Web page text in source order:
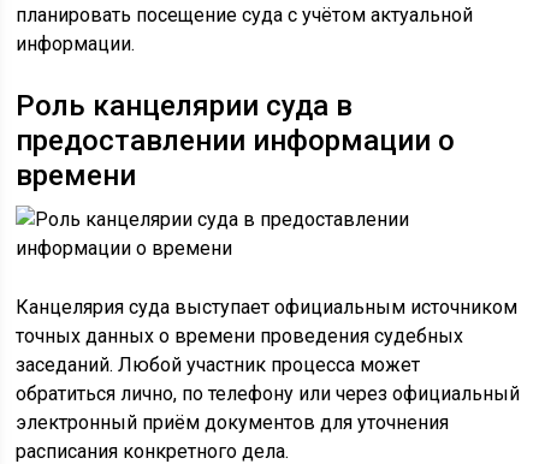
планировать посещение суда с учётом актуальной
информации.
Роль канцелярии суда в
предоставлении информации о
времени
Канцелярия суда выступает официальным источником
точных данных о времени проведения судебных
заседаний. Любой участник процесса может
обратиться лично, по телефону или через официальный
электронный приём документов для уточнения
расписания конкретного дела.